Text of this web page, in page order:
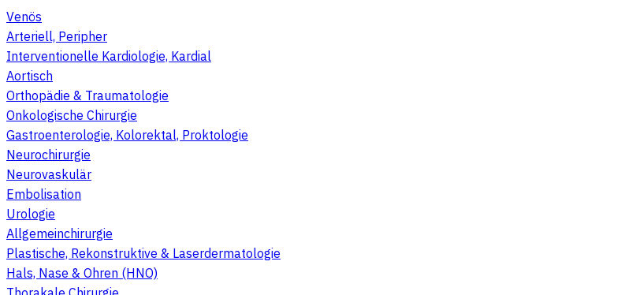
Venös
Arteriell, Peripher
Interventionelle Kardiologie, Kardial
Aortisch
Orthopädie & Traumatologie
Onkologische Chirurgie
Gastroenterologie, Kolorektal, Proktologie
Neurochirurgie
Neurovaskulär
Embolisation
Urologie
Allgemeinchirurgie
Plastische, Rekonstruktive & Laserdermatologie
Hals, Nase & Ohren (HNO)